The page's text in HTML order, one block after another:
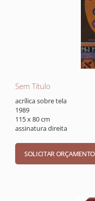
Sem Título
acrílica sobre tela
1989
115 x 80 cm
assinatura direita